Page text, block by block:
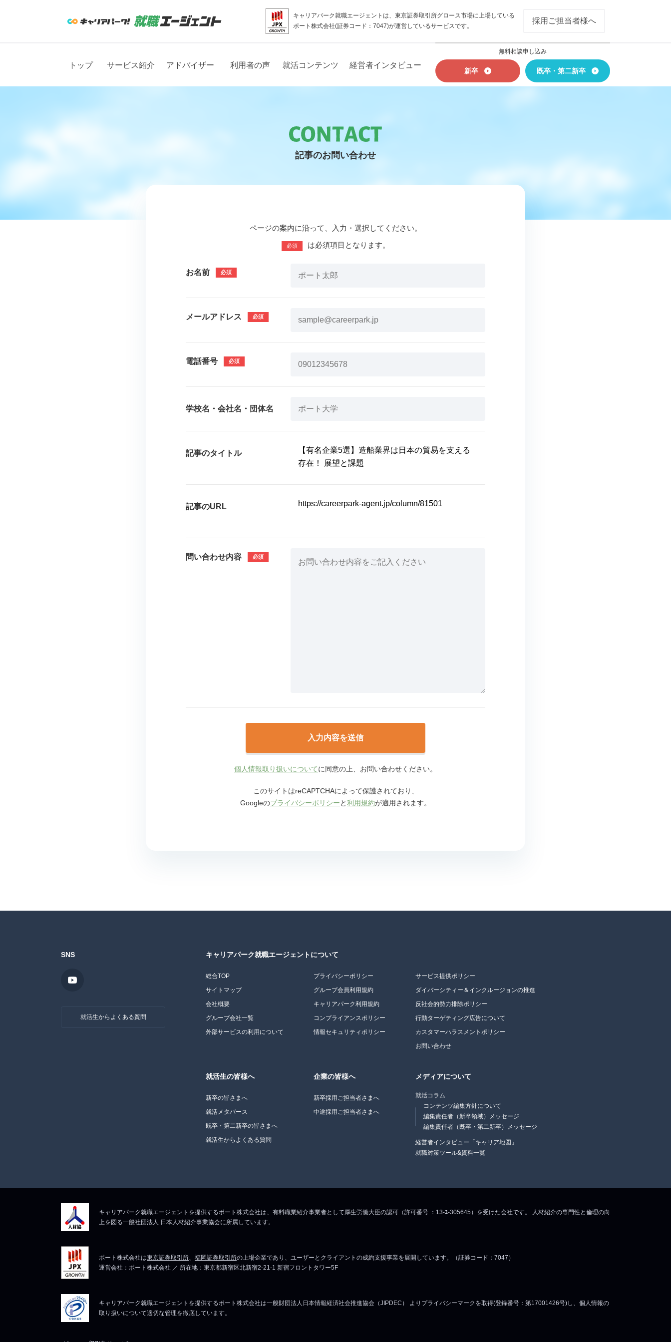
キャリアパーク就職エージェントは、東京証券取引所グロース市場に上場している
ポート株式会社(証券コード：7047)が運営しているサービスです。
採用ご担当者様へ
トップ サービス紹介 アドバイザー 利用者の声 就活コンテンツ 経営者インタビュー
無料相談申し込み
新卒 既卒・第二新卒
記事のお問い合わせ
ページの案内に沿って、入力・選択してください。
必須 は必須項目となります。
お名前
メールアドレス
電話番号
学校名・会社名・団体名
記事のタイトル
記事のURL
問い合わせ内容
個人情報取り扱いについてに同意の上、お問い合わせください。
このサイトはreCAPTCHAによって保護されており、
Googleのプライバシーポリシーと利用規約が適用されます。
SNS
就活生からよくある質問
キャリアパーク就職エージェントについて
総合TOP
サイトマップ
会社概要
グループ会社一覧
外部サービスの利用について
プライバシーポリシー
グループ会員利用規約
キャリアパーク利用規約
コンプライアンスポリシー
情報セキュリティポリシー
サービス提供ポリシー
ダイバーシティー＆インクルージョンの推進
反社会的勢力排除ポリシー
行動ターゲティング広告について
カスタマーハラスメントポリシー
お問い合わせ
就活生の皆様へ
新卒の皆さまへ
就活メタバース
既卒・第二新卒の皆さまへ
就活生からよくある質問
企業の皆様へ
新卒採用ご担当者さまへ
中途採用ご担当者さまへ
メディアについて
就活コラム
コンテンツ編集方針について
編集責任者（新卒領域）メッセージ
編集責任者（既卒・第二新卒）メッセージ
経営者インタビュー「キャリア地図」
就職対策ツール&資料一覧